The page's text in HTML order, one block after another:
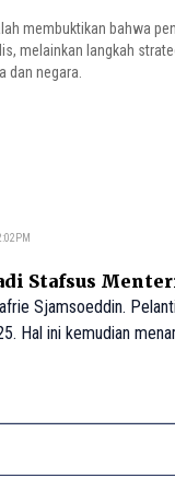
membuktikan bahwa
melainkan langkah
dan negara.
Stafsus
Sjamsoeddin.
Hal ini kemudian